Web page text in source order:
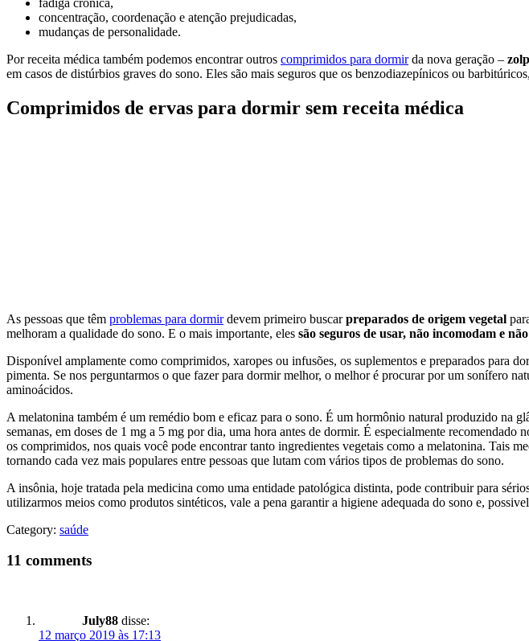
concentração, coordenação e atenção prejudicadas,
mudanças de personalidade.
Por receita médica também podemos encontrar outros comprimidos para dormirda nova geração –
em casos de distúrbios graves do sono. Eles são mais seguros que os benzodiazepínicos ou
Comprimidos de ervas para dormir sem receita médica
As pessoas que têm problemas para dormirdevem primeiro buscarpreparados de origem vegetal
melhoram a qualidade do sono. E o mais importante, eles são seguros de usar, não incomodam e
Disponível amplamente como comprimidos, xaropes ou infusões, os suplementos e preparados para
pimenta. Se nos perguntarmos o que fazer para dormir melhor, o melhor é procurar por um sonífero
aminoácidos.
A melatonina também é um remédio bom e eficaz para o sono. É um hormônio natural produzido na
semanas, em doses de 1 mg a 5 mg por dia, uma hora antes de dormir. É especialmente
os comprimidos, nos quais você pode encontrar tanto ingredientes vegetais como a melatonina. Tais
tornando cada vez mais populares entre pessoas que lutam com vários tipos de problemas do sono.
A insônia, hoje tratada pela medicina como uma entidade patológica distinta, pode contribuir para
utilizarmos meios como produtos sintéticos, vale a pena garantir a higiene adequada do sono e,
Category: saúde
11 comments
July88 disse:
12 março 2019 às 17:13